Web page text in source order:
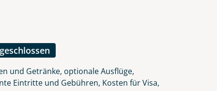
und Getränke, optionale Ausflüge,
Eintritte und Gebühren, Kosten für Visa,